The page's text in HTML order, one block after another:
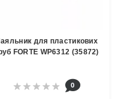
для пластикових
FORTE WP6312 (35872)
0